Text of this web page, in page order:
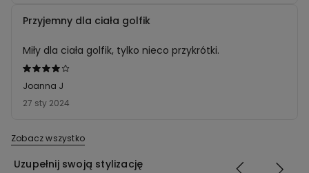
Ocena
4
z
27 sty 2024
Joanna J
Przyjemny dla ciała golfik
Miły dla ciała golfik, tylko nieco przykrótki.
Zobacz wszystko
Uzupełnij swoją stylizację